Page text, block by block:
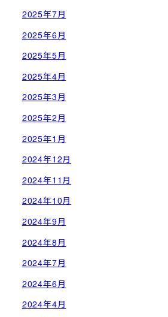
2025年7月
2025年6月
2025年5月
2025年4月
2025年3月
2025年2月
2025年1月
2024年12月
2024年11月
2024年10月
2024年9月
2024年8月
2024年7月
2024年6月
2024年4月